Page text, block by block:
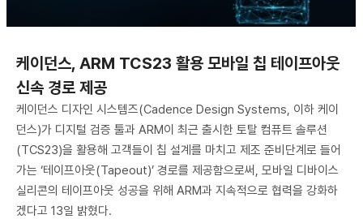
케이던스, ARM TCS23 활용 모바일 칩 테이프아웃
신속 경로 제공
케이던스 디자인 시스템즈(Cadence Design Systems, 이하 케이
던스)가 디지털 검증 툴과 ARM이 최근 출시한 토탈 컴퓨트 솔루션
(TCS23)을 활용해 고객들이 칩 설계를 마치고 제조 준비단계로 들어
가는 ‘테이프아웃(Tapeout)’ 경로를 제공함으로써, 모바일 디바이스
실리콘의 테이프아웃 성공을 위해 ARM과 지속적으로 협력을 강화하
겠다고 13일 밝혔다.